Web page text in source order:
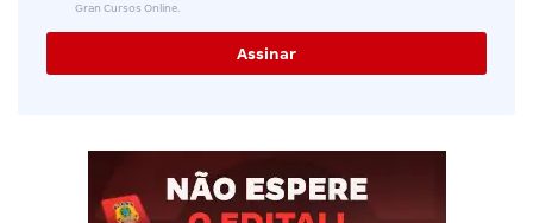
Gran Cursos Online.